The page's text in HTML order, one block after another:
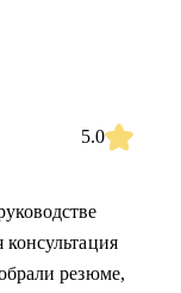
5.0
резюме,